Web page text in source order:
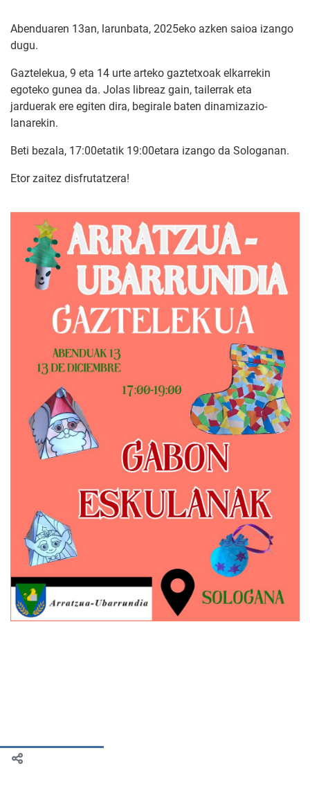
Abenduaren 13an, larunbata, 2025eko azken saioa izango
dugu.
Gaztelekua, 9 eta 14 urte arteko gaztetxoak elkarrekin
egoteko gunea da. Jolas libreaz gain, tailerrak eta
jarduerak ere egiten dira, begirale baten dinamizazio-
lanarekin.
Beti bezala, 17:00etatik 19:00etara izango da Sologanan.
Etor zaitez disfrutatzera!